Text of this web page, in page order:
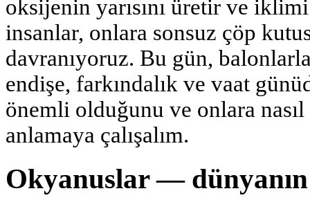
oksijenin yarısını üretir ve
insanlar, onlara sonsuz çöp
davranıyoruz. Bu gün,
endişe, farkındalık ve vaat
önemli olduğunu ve onlara
anlamaya çalışalım.
Okyanuslar —